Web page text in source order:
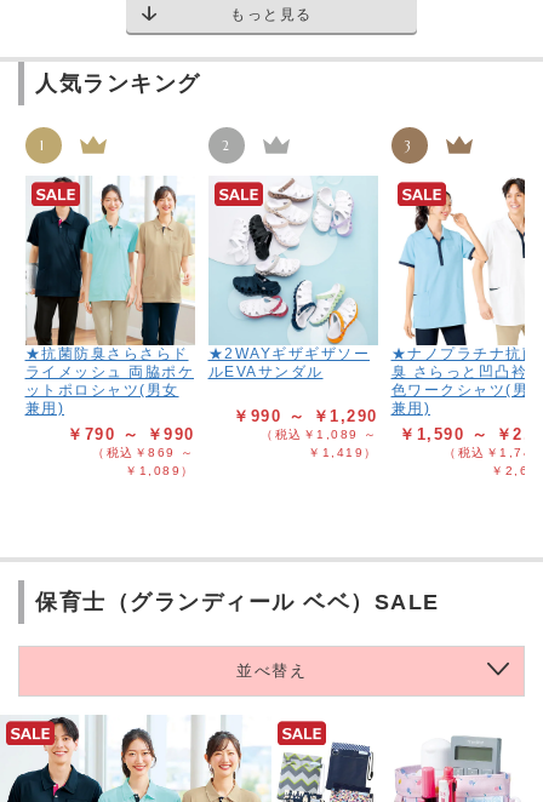
もっと見る
人気ランキング
1
★抗菌防臭さらさらド
ライメッシュ 両脇ポケ
ットポロシャツ(男女
兼用)
￥790 ～ ￥990
（税込￥869 ～
￥1,089）
2
★2WAYギザギザソー
ルEVAサンダル
￥990 ～ ￥1,290
（税込￥1,089 ～
￥1,419）
3
★ナノプラチナ抗菌
臭 さらっと凹凸衿
色ワークシャツ(男
兼用)
￥1,590 ～ ￥
（税込￥
￥
保育士（グランディール ベベ）SALE
並べ替え